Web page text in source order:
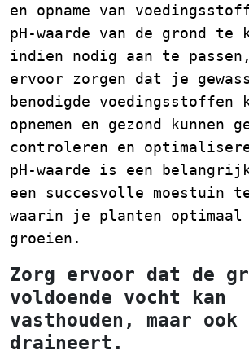
en opname van
pH-waarde van de grond te
indien nodig aan te
ervoor zorgen dat je
benodigde voedingsstoffen
opnemen en gezond kunnen
controleren en
pH-waarde is een
een succesvolle moestuin
waarin je planten optimaal
groeien.
Zorg ervoor dat de
voldoende vocht kan
vasthouden, maar ook
draineert.